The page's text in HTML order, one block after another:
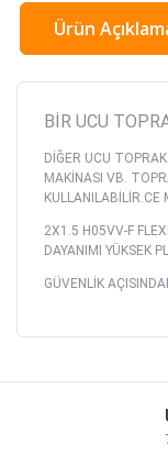
Ürün
BİR UCU
DİĞER UCU
MAKİNASI VB.
KULLANILABİLİR. CE
2X1.5 H05VV-F
DAYANIMI YÜKSEK
GÜVENLİK
Bu
Görüş ve